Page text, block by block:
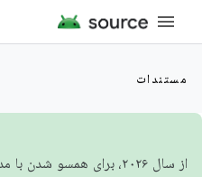
مستندات
از سال ۲۰۲۶، برای همسو